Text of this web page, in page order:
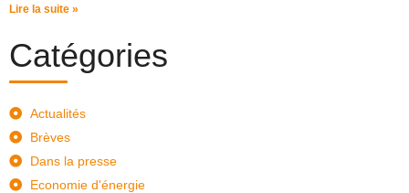
Lire la suite »
Catégories
Actualités
Brèves
Dans la presse
Economie d'énergie